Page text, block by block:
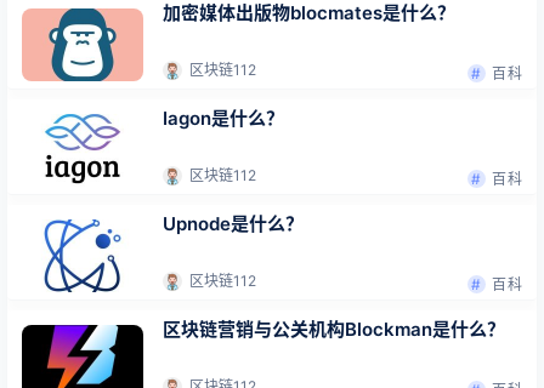
加密媒体出版物blocmates是什么？
区块链112 百科
Iagon是什么？
区块链112 百科
Upnode是什么？
区块链112 百科
区块链营销与公关机构Blockman是什么？